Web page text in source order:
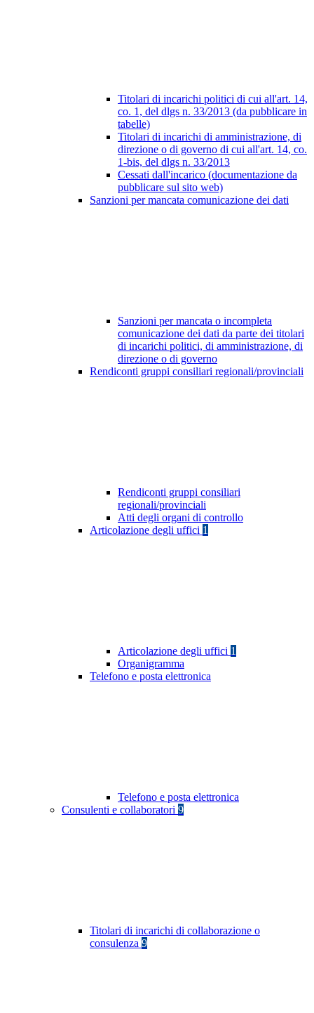
Titolari di incarichi politici di cui all'art. 14,
co. 1, del dlgs n. 33/2013 (da pubblicare in
tabelle)
Titolari di incarichi di amministrazione, di
direzione o di governo di cui all'art. 14, co.
1-bis, del dlgs n. 33/2013
Cessati dall'incarico (documentazione da
pubblicare sul sito web)
Sanzioni per mancata comunicazione dei dati
Sanzioni per mancata o incompleta
comunicazione dei dati da parte dei titolari
di incarichi politici, di amministrazione, di
direzione o di governo
Rendiconti gruppi consiliari regionali/provinciali
Rendiconti gruppi consiliari
regionali/provinciali
Atti degli organi di controllo
Articolazione degli uffici 1
Articolazione degli uffici 1
Organigramma
Telefono e posta elettronica
Telefono e posta elettronica
Consulenti e collaboratori 9
Titolari di incarichi di collaborazione o
consulenza 9